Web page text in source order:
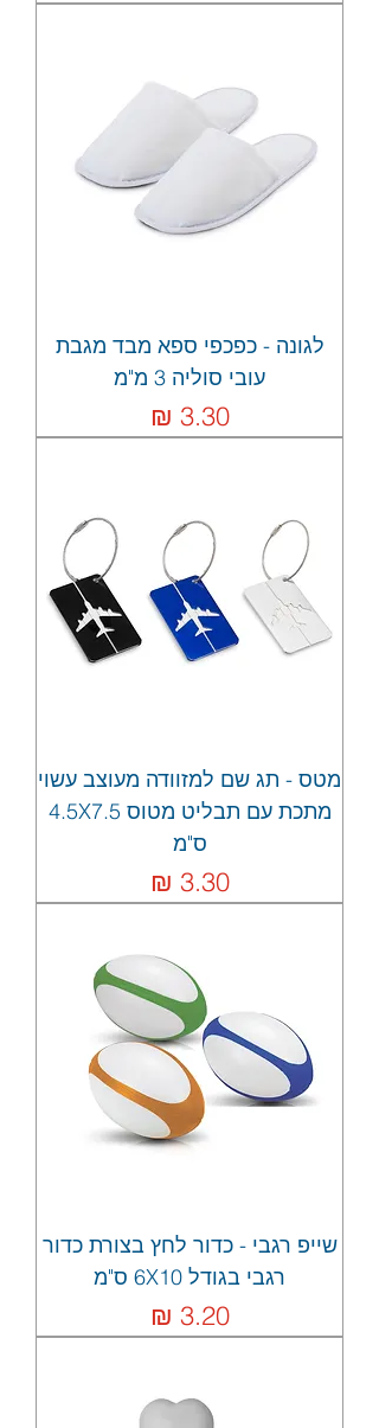
לגונה - כפכפי ספא מבד מגבת
עובי סוליה 3 מ"מ
מחיר‏3.30 ‏₪
מטס - תג שם למזוודה מעוצב עשוי
מתכת עם תבליט מטוס 4.5X7.5
ס"מ
מחיר‏3.30 ‏₪
שייפ רגבי - כדור לחץ בצורת כדור
רגבי בגודל 6X10 ס"מ
מחיר‏3.20 ‏₪